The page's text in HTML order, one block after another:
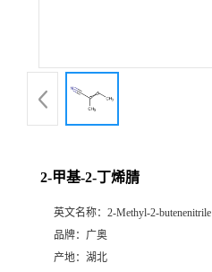
2-甲基-2-丁烯腈
英文名称： 2-Methyl-2-butenenitrile
品牌： 广奥
产地： 湖北